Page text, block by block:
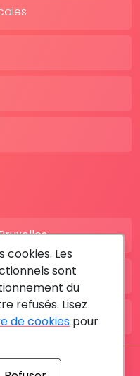
RDV MÉDICAL By
cookies. Les
sont
du
refusés. Lisez
de cookies pour